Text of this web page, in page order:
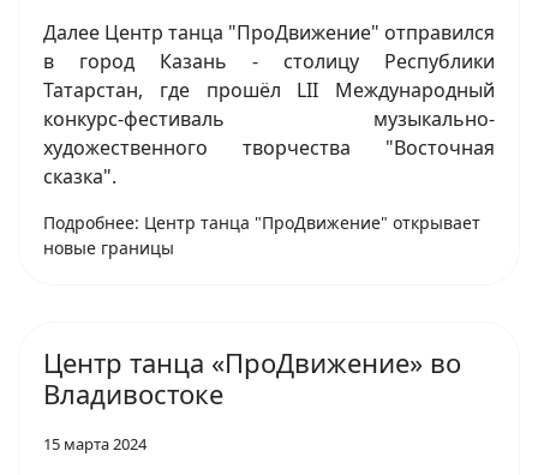
Далее Центр танца "ПроДвижение" отправился
в город Казань - столицу Республики
Татарстан, где прошёл LII Международный
конкурс-фестиваль музыкально-
художественного творчества "Восточная
сказка".
Подробнее: Центр танца "ПроДвижение" открывает
новые границы
Центр танца «ПроДвижение» во
Владивостоке
15 марта 2024